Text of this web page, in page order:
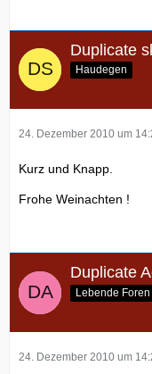
Duplicate
Haudegen
24. Dezember 2010 um
Kurz und Knapp.
Frohe Weinachten !
Duplicate
Lebende
24. Dezember 2010 um